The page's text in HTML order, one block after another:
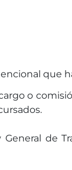
que
o
de